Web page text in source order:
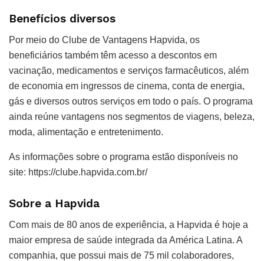
Benefícios diversos
Por meio do Clube de Vantagens Hapvida, os
beneficiários também têm acesso a descontos em
vacinação, medicamentos e serviços farmacêuticos, além
de economia em ingressos de cinema, conta de energia,
gás e diversos outros serviços em todo o país. O programa
ainda reúne vantagens nos segmentos de viagens, beleza,
moda, alimentação e entretenimento.
As informações sobre o programa estão disponíveis no
site: https://clube.hapvida.com.br/
Sobre a Hapvida
Com mais de 80 anos de experiência, a Hapvida é hoje a
maior empresa de saúde integrada da América Latina. A
companhia, que possui mais de 75 mil colaboradores,